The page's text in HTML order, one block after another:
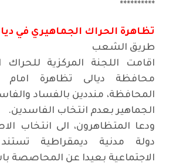
**********
تظاهرة الحراك الجماهيري في
طريق الشعب
اقامت اللجنة المركزية للحراك
محافظة ديالى تظاهرة
المحافظة، منددين بالفساد
الجماهير بعدم انتخاب الفاسدين.
ودعا المتظاهرون، الى انتخاب
دولة مدنية ديمقراطية
الاجتماعية بعيدا عن المحاصصة